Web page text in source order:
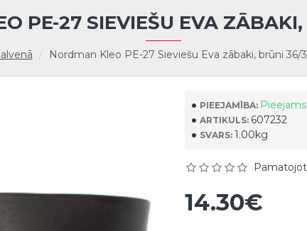
Nordman Kleo PE-27 Sieviešu Eva zābaki, brūni 36/
PE-27 SIEVIEŠU EVA
PIEEJAMĪBA: Pieejams
ARTIKULS: 607232
SVARS: 1.00kg
14.30€